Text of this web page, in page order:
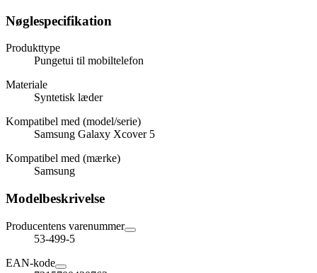
Nøglespecifikation
Produkttype
Pungetui til mobiltelefon
Materiale
Syntetisk læder
Kompatibel med (model/serie)
Samsung Galaxy Xcover 5
Kompatibel med (mærke)
Samsung
Modelbeskrivelse
Producentens varenummer
53-499-5
EAN-kode